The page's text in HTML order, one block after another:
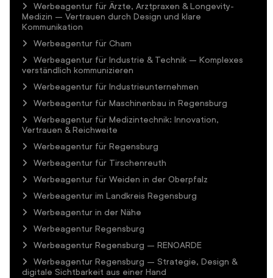
Werbeagentur für Ärzte, Arztpraxen & Longevity-
Medizin – Vertrauen durch Design und klare
Kommunikation
Werbeagentur für Cham
Werbeagentur für Industrie & Technik – Komplexes
verständlich kommunizieren
Werbeagentur für Industrieunternehmen
Werbeagentur für Maschinenbau in Regensburg
Werbeagentur für Medizintechnik: Innovation,
Vertrauen & Reichweite
Werbeagentur für Regensburg
Werbeagentur für Tirschenreuth
Werbeagentur für Weiden in der Oberpfalz
Werbeagentur im Landkreis Regensburg
Werbeagentur in der Nähe
Werbeagentur Regensburg
Werbeagentur Regensburg – RENOARDE
Werbeagentur Regensburg – Strategie, Design &
digitale Sichtbarkeit aus einer Hand